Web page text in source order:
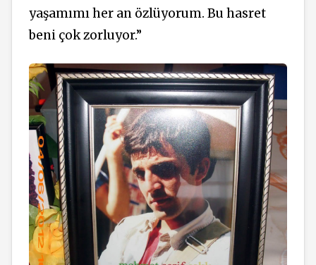
yaşamımı her an özlüyorum. Bu hasret
beni çok zorluyor.”